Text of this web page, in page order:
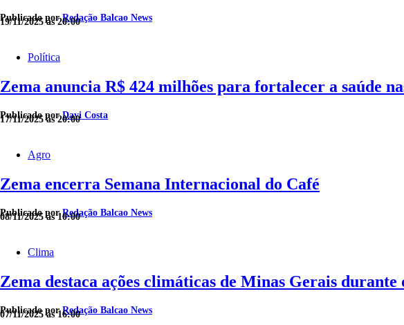
Publicado porRedação Balcao News
19/11/2025 às 20:00
Política
Zema anuncia R$ 424 milhões para fortalecer a saúde
Publicado porDavi Costa
17/11/2025 às 20:00
Agro
Zema encerra Semana Internacional do Café
Publicado porRedação Balcao News
08/11/2025 às 10:00
Clima
Zema destaca ações climáticas de Minas Gerais durante
Publicado porRedação Balcao News
07/11/2025 às 16:00